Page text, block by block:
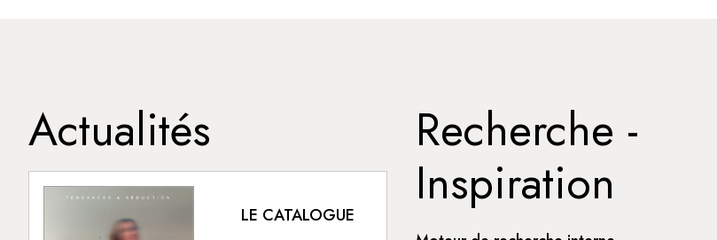
Actualités
LE CATALOGUE
Recherche -
Inspiration